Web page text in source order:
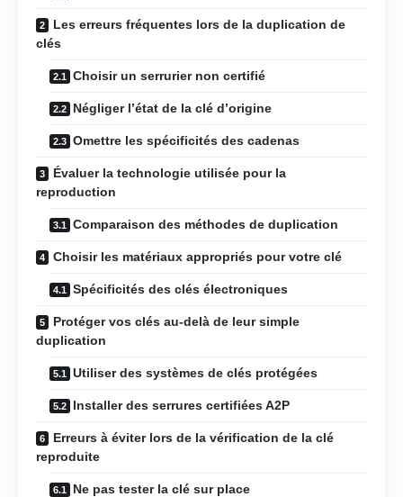
Les erreurs fréquentes lors de la duplication de
clés
Choisir un serrurier non certifié
Négliger l’état de la clé d’origine
Omettre les spécificités des cadenas
Évaluer la technologie utilisée pour la
reproduction
Comparaison des méthodes de duplication
Choisir les matériaux appropriés pour votre clé
Spécificités des clés électroniques
Protéger vos clés au-delà de leur simple
duplication
Utiliser des systèmes de clés protégées
Installer des serrures certifiées A2P
Erreurs à éviter lors de la vérification de la clé
reproduite
Ne pas tester la clé sur place